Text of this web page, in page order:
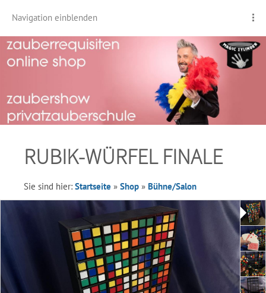
Navigation einblenden
RUBIK-WÜRFEL FINALE
Sie sind hier: Startseite » Shop » Bühne/Salon